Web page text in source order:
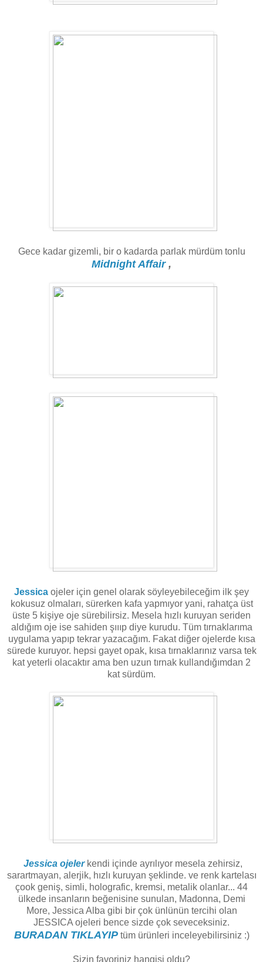
Gece kadar gizemli, bir o kadarda parlak mürdüm tonlu
Midnight Affair ,
Jessica ojeler için genel olarak söyleyebileceğim ilk şey
kokusuz olmaları, sürerken kafa yapmıyor yani, rahatça üst
üste 5 kişiye oje sürebilirsiz. Mesela hızlı kuruyan seriden
aldığım oje ise sahiden şıııp diye kurudu. Tüm tırnaklarıma
uygulama yapıp tekrar yazacağım. Fakat diğer ojelerde kısa
sürede kuruyor. hepsi gayet opak, kısa tırnaklarınız varsa tek
kat yeterli olacaktır ama ben uzun tırnak kullandığımdan 2
kat sürdüm.
Jessica ojeler kendi içinde ayrılıyor mesela zehirsiz,
sarartmayan, alerjik, hızlı kuruyan şeklinde. ve renk kartelası
çook geniş, simli, holografic, kremsi, metalik olanlar... 44
ülkede insanların beğenisine sunulan, Madonna, Demi
More, Jessica Alba gibi bir çok ünlünün tercihi olan
JESSICA ojeleri bence sizde çok seveceksiniz.
BURADAN TIKLAYIPtüm ürünleri inceleyebilirsiniz :)
Sizin favoriniz hangisi oldu?